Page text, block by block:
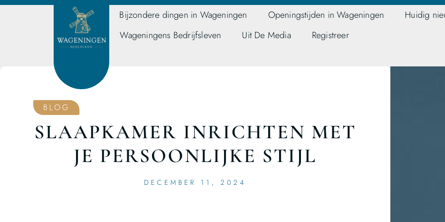
Bijzondere dingen in Wageningen Openingstijden in Wageningen
Huidig
Wageningens Bedrijfsleven
Uit De Media Registreer
BLOG
SLAAPKAMER INRICHTEN MET
JE PERSOONLIJKE STIJL
DECEMBER 11, 2024